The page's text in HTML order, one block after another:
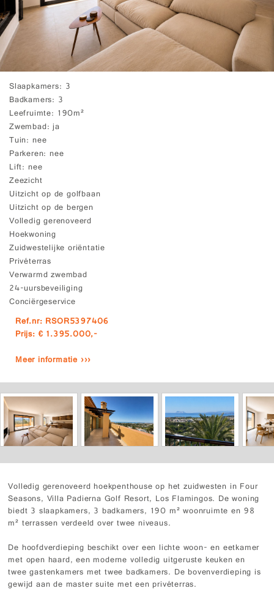
Slaapkamers 3
Badkamers 3
Leefruimte 190m²
Zwembad ja
Tuin nee
Parkeren nee
Lift nee
Zeezicht
Uitzicht op de golfbaan
Uitzicht op de bergen
Volledig gerenoveerd
Hoekwoning
Zuidwestelijke oriëntatie
Privéterras
Verwarmd zwembad
24-uursbeveiliging
Conciërgeservice
Ref.nr: RSOR5397406
Prijs: € 1.395.000,-
Meer informatie ›››
Volledig gerenoveerd hoekpenthouse op het zuidwesten in Four
Seasons, Villa Padierna Golf Resort, Los Flamingos. De woning
biedt 3 slaapkamers, 3 badkamers, 190 m² woonruimte en 98
m² terrassen verdeeld over twee niveaus.
De hoofdverdieping beschikt over een lichte woon- en eetkamer
met open haard, een moderne volledig uitgeruste keuken en
twee gastenkamers met twee badkamers. De bovenverdieping is
gewijd aan de master suite met een privéterras.